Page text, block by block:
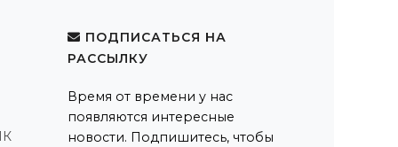
ПОДПИСАТЬСЯ НА
РАССЫЛКУ
Время от времени у нас
появляются интересные
новости. Подпишитесь, чтобы